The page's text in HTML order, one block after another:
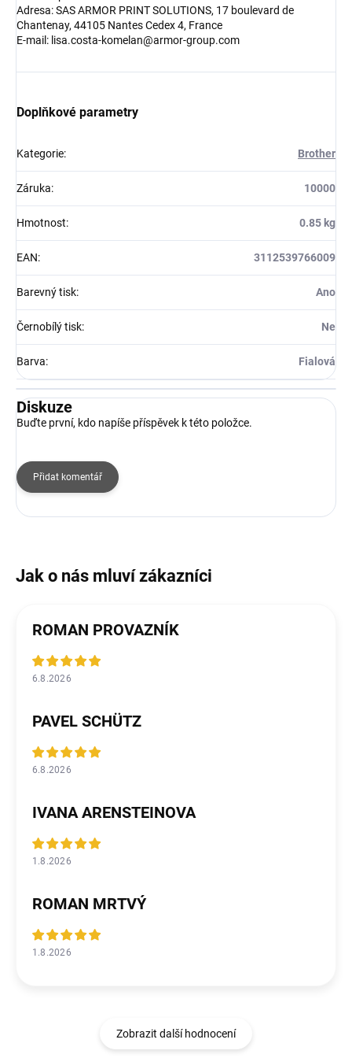
Adresa: SAS ARMOR PRINT SOLUTIONS, 17 boulevard de
Chantenay, 44105 Nantes Cedex 4, France
E-mail: lisa.costa-komelan@armor-group.com
Doplňkové parametry
Kategorie: Brother
Záruka: 10000
Hmotnost: 0.85 kg
EAN: 3112539766009
Barevný tisk: Ano
Černobílý tisk: Ne
Barva: Fialová
Diskuze
Buďte první, kdo napíše příspěvek k této položce.
Přidat komentář
ROMAN PROVAZNÍK
6.8.2026
PAVEL SCHÜTZ
6.8.2026
IVANA ARENSTEINOVA
1.8.2026
ROMAN MRTVÝ
1.8.2026
Zobrazit další hodnocení